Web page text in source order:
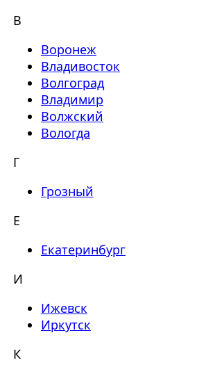
В
Воронеж
Владивосток
Волгоград
Владимир
Волжский
Вологда
Г
Грозный
Е
Екатеринбург
И
Ижевск
Иркутск
К